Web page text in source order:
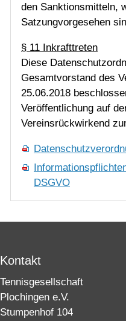
den Sanktionsmitteln,
Satzungvorgesehen
§ 11 Inkrafttreten
Diese
Gesamtvorstand des
25.06.2018
Veröffentlichung auf
Vereinsrückwirkend
DSGVO
Kontakt
Tennisgesellschaft
Plochingen e.V.
Stumpenhof 104